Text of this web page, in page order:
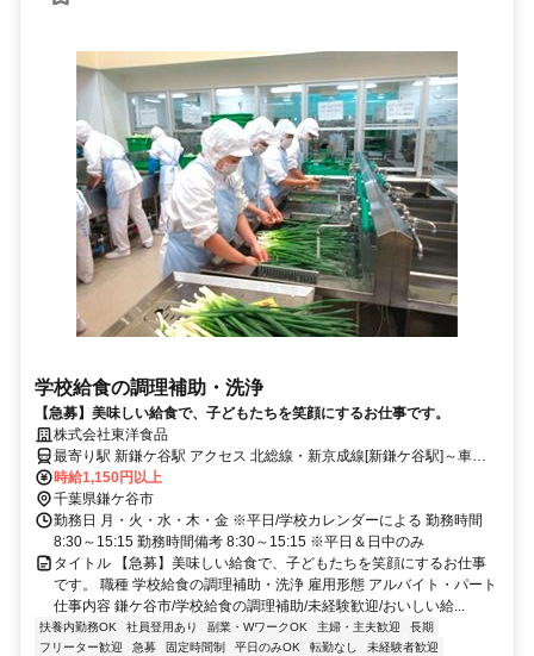
学校給食の調理補助・洗浄
【急募】美味しい給食で、子どもたちを笑顔にするお仕事です。
株式会社東洋食品
最寄り駅 新鎌ケ谷駅 アクセス 北総線・新京成線[新鎌ケ谷駅]～車で
15分 ※八幡神社近く
時給1,150円以上
千葉県鎌ケ谷市
勤務日 月・火・水・木・金 ※平日/学校カレンダーによる 勤務時間
8:30～15:15 勤務時間備考 8:30～15:15 ※平日＆日中のみ
タイトル 【急募】美味しい給食で、子どもたちを笑顔にするお仕事
です。 職種 学校給食の調理補助・洗浄 雇用形態 アルバイト・パート
仕事内容 鎌ケ谷市/学校給食の調理補助/未経験歓迎/おいしい給...
扶養内勤務OK 社員登用あり 副業・WワークOK 主婦・主夫歓迎
長期
フリーター歓迎
急募 固定時間制 平日のみOK 転勤なし
未経験者歓迎